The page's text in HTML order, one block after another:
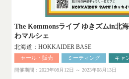
The Kommonsライブ ゆきズムin北
わマルシェ
北海道：HOKKAIDER BASE
セール・販売 ミーティング キャ
開催期間：2023年08月12日 ～ 2023年08月13日